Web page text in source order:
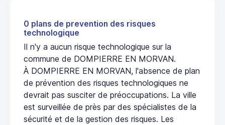
0 plans de prevention des risques
technologique
Il n'y a aucun risque technologique sur la
commune de DOMPIERRE EN MORVAN.
À DOMPIERRE EN MORVAN, l'absence de plan
de prévention des risques technologiques ne
devrait pas susciter de préoccupations. La ville
est surveillée de près par des spécialistes de la
sécurité et de la gestion des risques. Les